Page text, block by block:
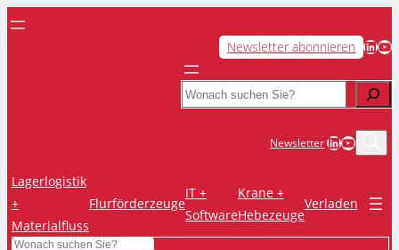
Newsletter abonnieren LinkedIn YouTube
Search
NewsletterLinkedIn
Lagerlogistik
+
Materialfluss
Flurförderzeuge
IT +
Software
Krane +
Hebezeuge
Verladen
Search